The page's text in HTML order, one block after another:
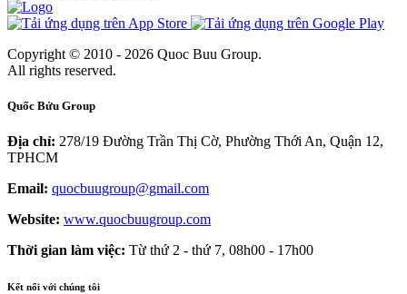
Copyright © 2010 - 2026 Quoc Buu Group.
All rights reserved.
Quốc Bửu Group
Địa chỉ: 278/19 Đường Trần Thị Cờ, Phường Thới An, Quận 12,
TPHCM
Email: quocbuugroup@gmail.com
Website: www.quocbuugroup.com
Thời gian làm việc: Từ thứ 2 - thứ 7, 08h00 - 17h00
Kết nối với chúng tôi